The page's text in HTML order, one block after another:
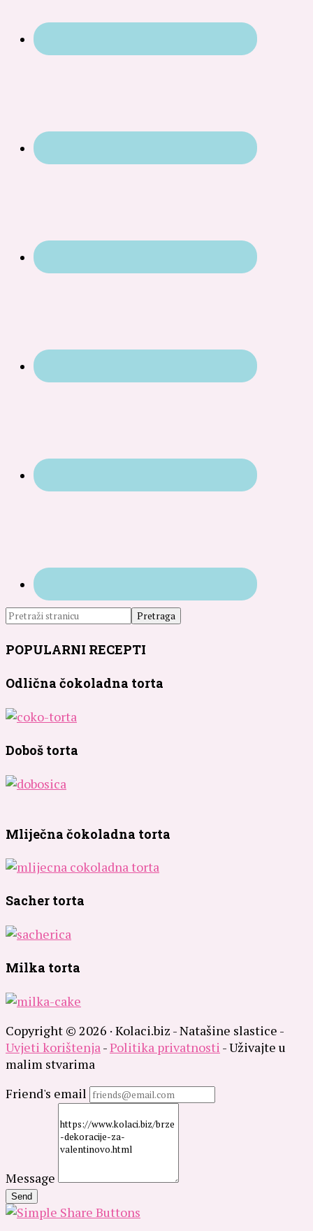
POPULARNI RECEPTI
Odlična čokoladna torta
Doboš torta
Mliječna čokoladna torta
Sacher torta
Milka torta
Copyright © 2026 · Kolaci.biz - Natašine slastice -
Uvjeti korištenja-Politika privatnosti - Uživajte u
malim stvarima
Friend's email
Message
Send